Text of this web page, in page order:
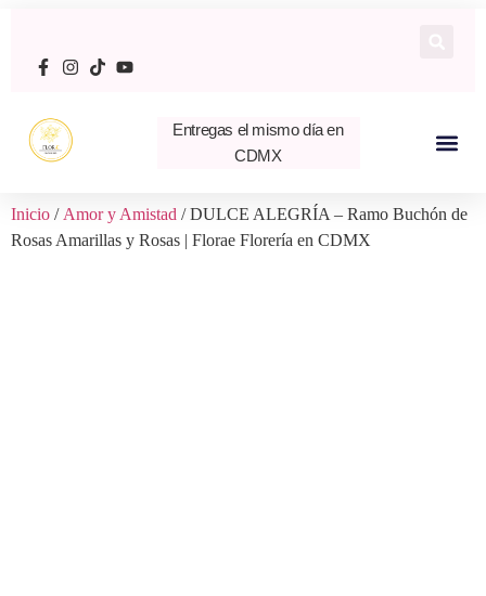
Entregas el mismo día en
CDMX
Inicio / Amor y Amistad / DULCE ALEGRÍA – Ramo Buchón de
Rosas Amarillas y Rosas | Florae Florería en CDMX